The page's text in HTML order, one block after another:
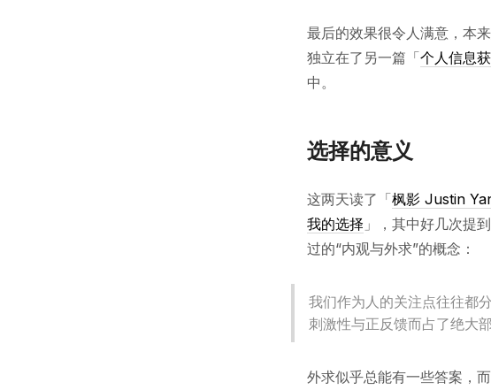
最后的效果很令人满意，本
独立在了另一篇「个人信息
中。
选择的意义
这两天读了「枫影 Justin
我的选择 」，其中好几次提
过的“内观与外求”的概念：
我们作为人的关注点往往都
刺激性与正反馈而占了绝大
外求似乎总能有一些答案，